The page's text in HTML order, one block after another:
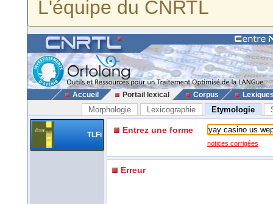
L'équipe du CNRTL
Accueil Portail lexical Corpus
Morphologie Lexicographie Etymologie
TLFi Entrez une forme
notices corrigées
Erreur